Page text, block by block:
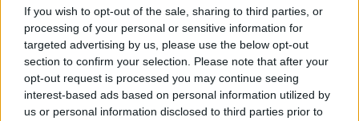
If you wish to opt-out of the sale, sharing to third parties, or
processing of your personal or sensitive information for
targeted advertising by us, please use the below opt-out
section to confirm your selection. Please note that after your
opt-out request is processed you may continue seeing
interest-based ads based on personal information utilized by
us or personal information disclosed to third parties prior to
produkciót hozhassanak létre. Az idén látható hét új előadás
között monodráma, bábjáték, tragikomédia, zenés színházi
előadás és utcaszínházi produkció is található.
A premierek között van Hodászi ÁdámPárker Péter, a vagy